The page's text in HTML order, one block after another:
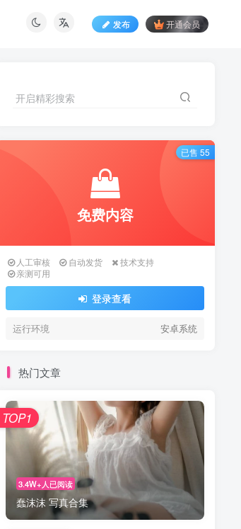
发布 开通会员
开启精彩搜索
免费内容
人工审核 自动发货
技术支持
亲测可用
登录查看
运行环境 安卓系统
已售 55
热门文章
3.4W+人已阅读
蠢沫沫 写真合集
TOP1